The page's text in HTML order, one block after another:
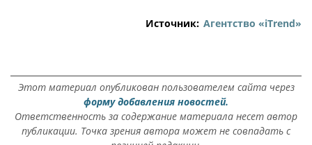
Источник: Агентство «iTrend»
Этот материал опубликован пользователем сайта через
форму добавления новостей.
Ответственность за содержание материала несет автор
публикации. Точка зрения автора может не совпадать с